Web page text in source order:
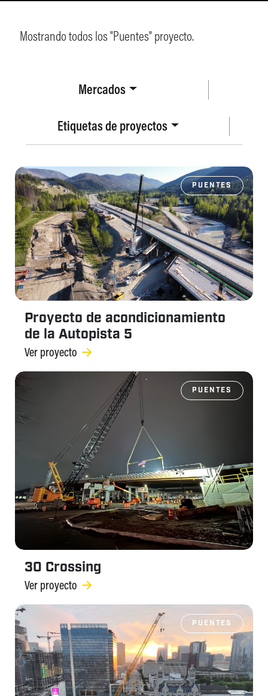
Mercados
Etiquetas de proyectos
Mostrando todos los "Puentes" proyecto.
PUENTES
Proyecto de acondicionamiento
de la Autopista 5
Ver proyecto
PUENTES
30 Crossing
Ver proyecto
PUENTES